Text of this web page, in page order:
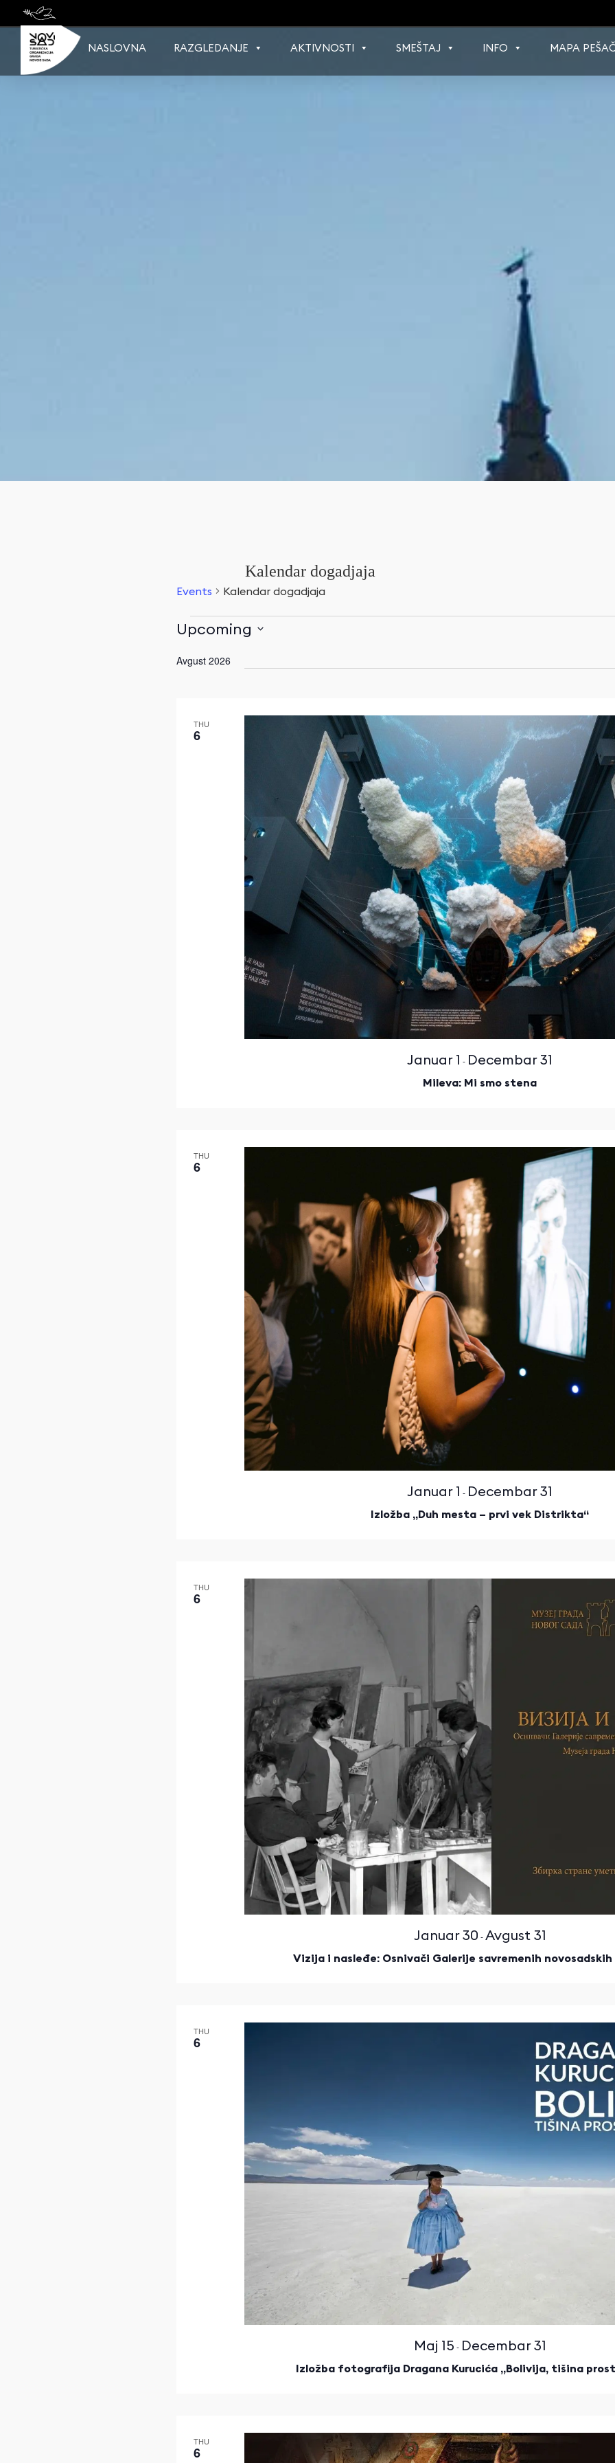
content
NASLOVNA RAZGLEDANJE AKTIVNOSTI SMEŠTAJ INFO MAPA
Kalendar dogadjaja
Events Kalendar dogadjaja
Events
Upcoming
date.
Avgust 2026
THU
6
Mileva: Mi smo stena
Januar 1 - Decembar 31
THU
6
Izložba „Duh mesta – prvi vek Distrikta“
Januar 1 - Decembar 31
THU
6
Vizija i nasleđe: Osnivači Galerije savremenih
Januar 30 -Avgust 31
THU
6
Izložba fotografija Dragana Kurucića „Bolivija, tišina
Maj 15 - Decembar 31
THU
6